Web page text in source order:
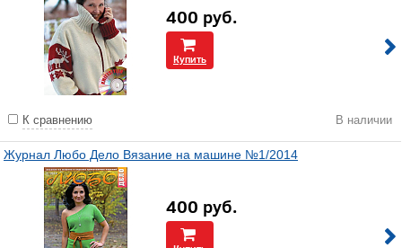
400 руб.
Купить
К сравнению В наличии
Журнал Любо Дело Вязание на машине №1/2014
400 руб.